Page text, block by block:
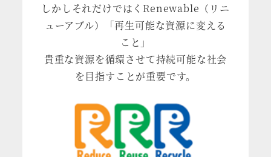
しかしそれだけではくRenewable（リニ
ューアブル）「再生可能な資源に変える
こと」
貴重な資源を循環させて持続可能な社会
を目指すことが重要です。